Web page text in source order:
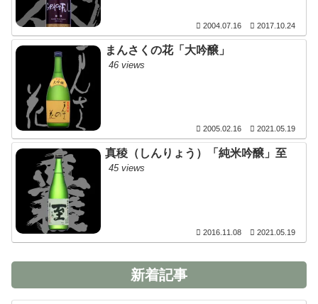
2004.07.16 2017.10.24
まんさくの花「大吟醸」
46 views
2005.02.16 2021.05.19
真稜（しんりょう）「純米吟醸」至
45 views
2016.11.08 2021.05.19
新着記事